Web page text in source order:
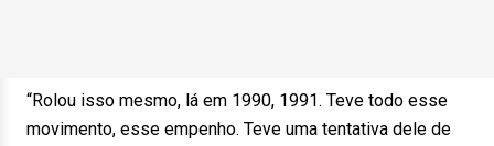
“Rolou isso mesmo, lá em 1990, 1991. Teve todo esse
movimento, esse empenho. Teve uma tentativa dele de